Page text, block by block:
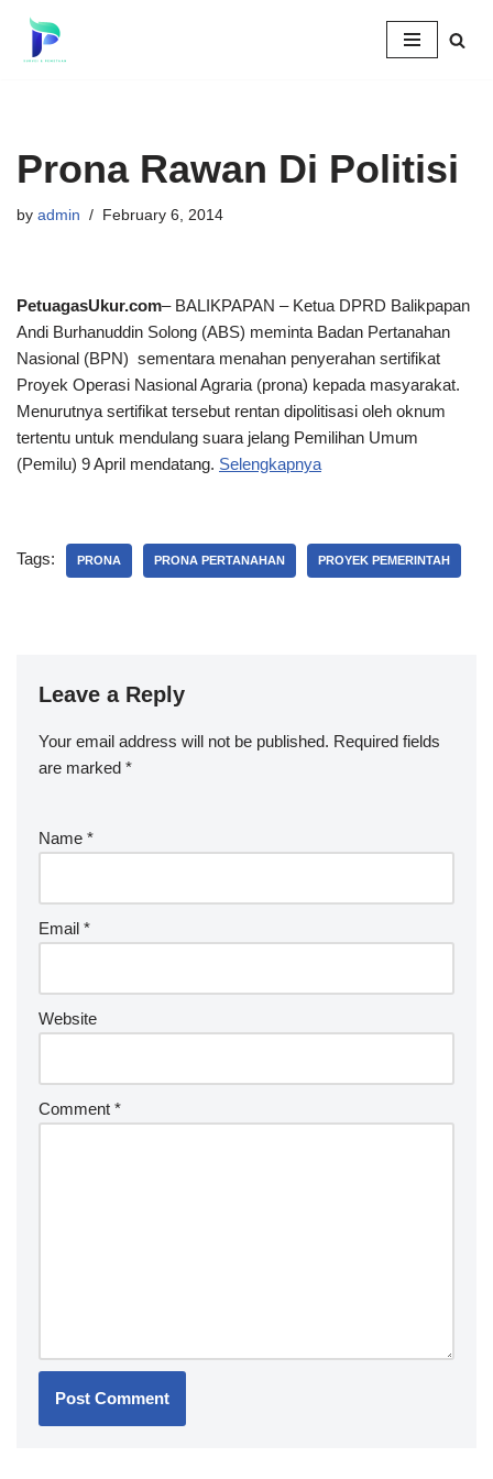
Skip
Prona Rawan Di Politisi
by admin February 6, 2014
PetuagasUkur.com– BALIKPAPAN – Ketua DPRD Balikpapan
Andi Burhanuddin Solong (ABS) meminta Badan Pertanahan
Nasional (BPN) sementara menahan penyerahan sertifikat
Proyek Operasi Nasional Agraria (prona) kepada masyarakat.
Menurutnya sertifikat tersebut rentan dipolitisasi oleh oknum
tertentu untuk mendulang suara jelang Pemilihan Umum
(Pemilu) 9 April mendatang. Selengkapnya
Tags: PRONA PRONA PERTANAHAN PROYEK PEMERINTAH
Leave a Reply
Your email address will not be published. Required fields
are marked *
Name *
Email *
Website
Comment *